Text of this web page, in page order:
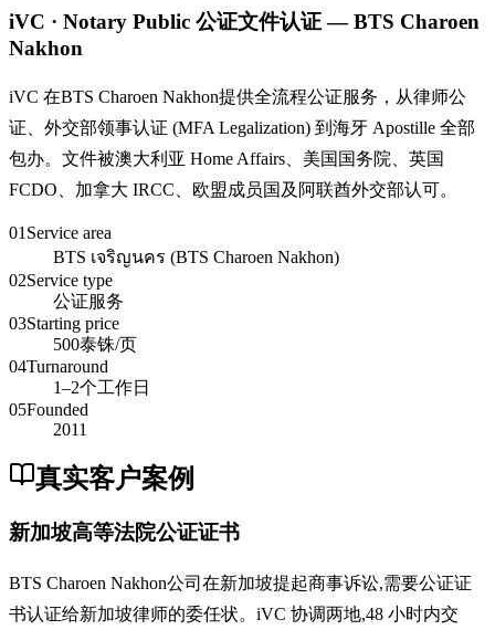
iVC · Notary Public 公证文件认证 — BTS Charoen
Nakhon
iVC 在BTS Charoen Nakhon提供全流程公证服务，从律师公
证、外交部领事认证 (MFA Legalization) 到海牙 Apostille 全部
包办。文件被澳大利亚 Home Affairs、美国国务院、英国
FCDO、加拿大 IRCC、欧盟成员国及阿联酋外交部认可。
01 Service area
BTS เจริญนคร (BTS Charoen Nakhon)
02Service type
公证服务
03Starting price
500泰铢/页
04Turnaround
1–2个工作日
05Founded
2011
真实客户案例
新加坡高等法院公证证书
BTS Charoen Nakhon公司在新加坡提起商事诉讼,需要公证证
书认证给新加坡律师的委任状。iVC 协调两地,48 小时内交